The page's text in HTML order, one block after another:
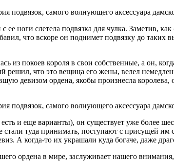
ноги слетела подвязка для чулка. Заметив,
что вскоре он поднимет подвязку до таких
из покоев короля в свои собственные, а он,
решил, что это вещица его жены, велел
девизом ордена, якобы произнесла
и еще варианты), он существует уже более
туда принимать, поступают с присущей
А когда-то их украшали куда богаче, даже
ордена в мире, заслуживает нашего